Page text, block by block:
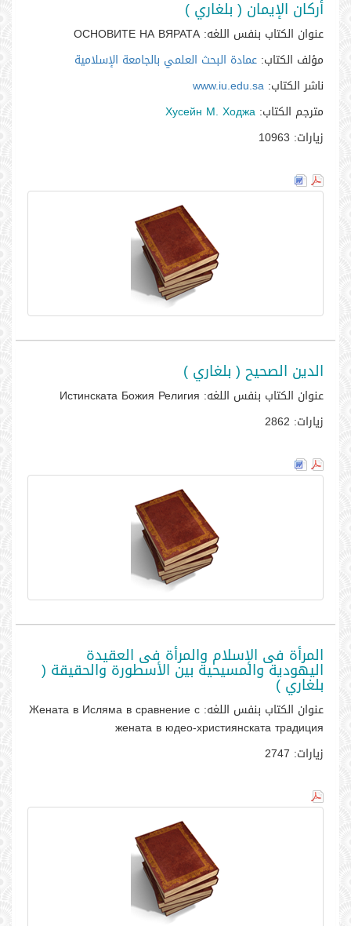
أركان الإيمان ( بلغاري )
عنوان الكتاب بنفس اللغه:ОСНОВИТЕ НА ВЯРАТА
مؤلف الكتاب: عمادة البحث العلمي بالجامعة الإسلامية
ناشر الكتاب: www.iu.edu.sa
مترجم الكتاب: Хусейн М. Ходжа
زيارات:
الدين الصحيح ( بلغاري )
عنوان الكتاب بنفس اللغه:
زيارات:
المرأة فى الإسلام والمرأة فى العقيدة
اليهودية والمسيحية بين الأسطورة والحقيقة (
بلغاري )
عنوان الكتاب بنفس اللغه: Жената в Исляма в сравнение с
жената в юдео-християнската традиция
زيارات: